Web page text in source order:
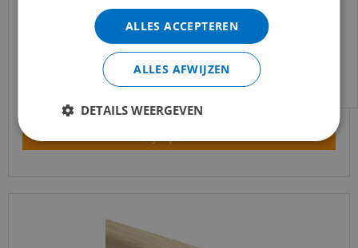
Trapleuning eik onbehandeld sleutelgat
40x60mm 350cm
gewend bent.
Voor vragen kan je ons bereiken via
info@merkvloerenwinkel.nl
ALLES ACCEPTEREN
ALLES AFWIJZEN
DETAILS WEERGEVEN